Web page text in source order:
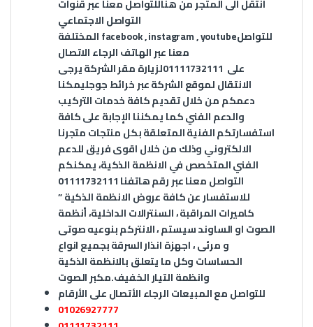
انتقل الى المتجر منهناللتواصل معنا عبر قنوات
التواصل الاجتماعي
facebook,instagram,youtubeللتواصل
معنا عبر الهاتف الرجاء الاتصال
على 01111732111لزيارة مقر الشركة يرجى
الانتقال لموقع الشركة عبرخرائط جوجليمكنا
دعمكم من خلال تقديم كافة خدمات التركيب
والدعم الفني كما يمكننا الإجابة على كافة
استفسارتكم الفنية المتعلقة بكل منتجات متجرنا
الالكتروني وذلك من خلال اقوى فريق للدعم
الفني المتخصص في الانظمة الذكية، يمكنكم
التواصل معنا عبر رقم هاتفنا 01111732111
للاستفسار عن كافة عروض الانظمة الذكية ”
كاميرات المراقبة ، السنترالات الداخلية، أنظمة
الصوت او الساوند سيستم ، الانتركم بنوعيه صوتى
و مرئى ، اجهزة انذار السرقة بجميع انواع
الحساسات وكل ما يتعلق بالانظمة الذكية
للتواصل مع المبيعات الرجاء الأتصال على الأرقام
01026927777